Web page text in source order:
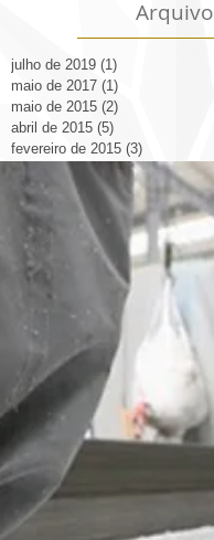
Arquivo
Search By
julho de 2019 (1)
maio de 2017 (1)
maio de 2015 (2)
abril de 2015 (5)
fevereiro de 2015 (3)
janeiro de 2015
(1) 1 post
novembro de 2014 (5)
5 posts
outubro de 2014
(14)14 posts
setembro de 2014
(26) 26 posts
agosto de 2014
(19)19 posts
julho de 2014
(12) 12 posts
9 posts
20142014 congresso 20223d
Decoração
Livraria
aplicativo
arquitetura casa
arquitetura esculturas
arquitetura hotel
arquitetura rodovia
arte ilustrações arquitetos
cidades